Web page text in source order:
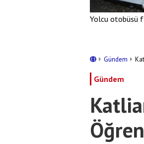
Yolcu otobüsü
Gündem
Gündem